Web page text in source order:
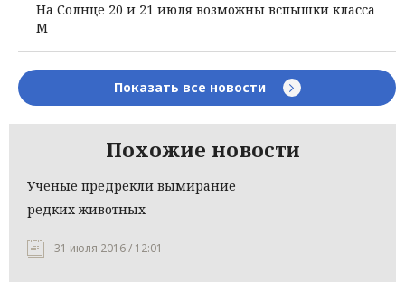
На Солнце 20 и 21 июля возможны вспышки класса
М
Показать все новости
Похожие новости
Ученые предрекли вымирание
редких животных
31 июля 2016 / 12:01